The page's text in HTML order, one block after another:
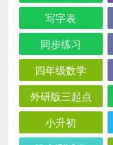
写字表
同步练习
四年级数学
外研版三起点
小升初